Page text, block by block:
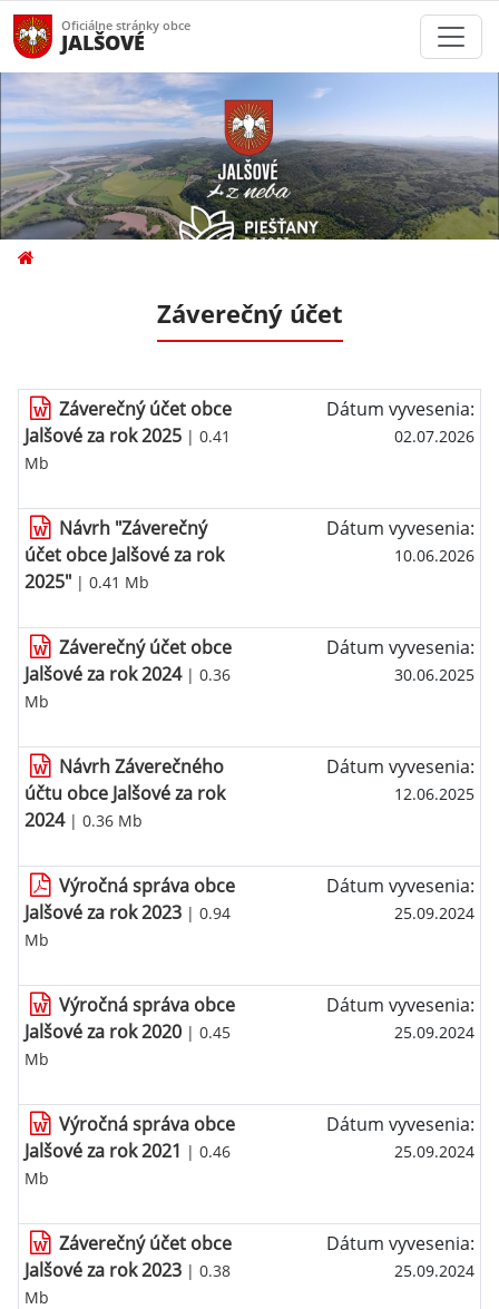
Oficiálne stránky obce
JALŠOVÉ
Záverečný účet
Záverečný účet obce
Jalšové za rok 2025 | 0.41
Mb
Dátum vyvesenia:
02.07.2026
Návrh "Záverečný
účet obce Jalšové za rok
2025" | 0.41 Mb
Dátum vyvesenia:
10.06.2026
Záverečný účet obce
Jalšové za rok 2024| 0.36
Mb
Dátum vyvesenia:
30.06.2025
Návrh Záverečného
účtu obce Jalšové za rok
2024| 0.36 Mb
Dátum vyvesenia:
12.06.2025
Výročná správa obce
Jalšové za rok 2023 | 0.94
Mb
Dátum vyvesenia:
25.09.2024
Výročná správa obce
Jalšové za rok 2020 | 0.45
Mb
Dátum vyvesenia:
25.09.2024
Výročná správa obce
Jalšové za rok 2021 | 0.46
Mb
Dátum vyvesenia:
25.09.2024
Záverečný účet obce
Jalšové za rok 2023 | 0.38
Mb
Dátum vyvesenia:
25.09.2024